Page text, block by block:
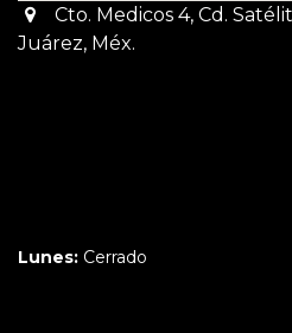
Cto. Medicos 4, Cd.
Juárez, Méx.
Lunes: Cerrado